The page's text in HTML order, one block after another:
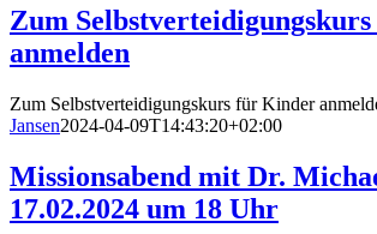
Zum
anmelden
Zum Selbstverteidigungskurs für Kinder
Jansen2024-04-09T14:43:20+02:00
Missionsabend mit Dr.
17.02.2024 um 18 Uhr
auf Basis der
Nutzung
verbessern.
Funktional
Website während
Ihres Besuchs so
gut wie möglich